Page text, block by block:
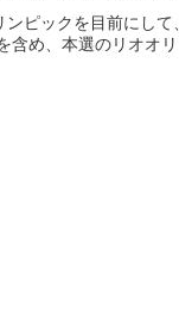
ピックを目前にし
含め、本選のリオオ